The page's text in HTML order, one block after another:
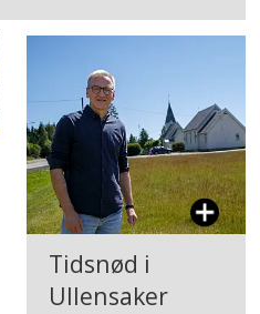
Tidsnød i
Ullensaker